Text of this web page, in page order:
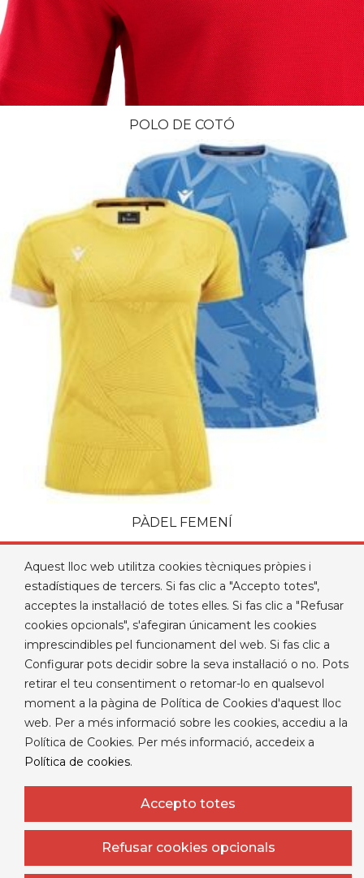
POLO DE COTÓ
PÀDEL FEMENÍ
PRODUCTES 
NUESTRA EMPRESA
EL VOSTRE COMPTE 
INFORMACIÓ DE LA BOTIGA
Aquest lloc web utilitza cookies tècniques pròpies i
estadístiques de tercers. Si fas clic a "Accepto totes",
acceptes la instal·lació de totes elles. Si fas clic a "Refusar
cookies opcionals", s'afegiran únicament les cookies
imprescindibles pel funcionament del web. Si fas clic a
Configurar pots decidir sobre la seva instal·lació o no. Pots
retirar el teu consentiment o retomar-lo en qualsevol
moment a la pàgina de Política de Cookies d'aquest lloc
web. Per a més informació sobre les cookies, accediu a la
Política de Cookies. Per més informació, accedeix a
Política de cookies.
Accepto totes
Refusar cookies opcionals